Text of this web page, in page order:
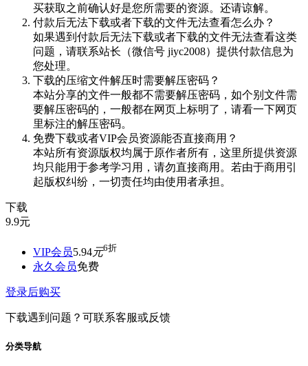
买获取之前确认好是您所需要的资源。还请谅解。
付款后无法下载或者下载的文件无法查看怎么办？
如果遇到付款后无法下载或者下载的文件无法查看这类
问题，请联系站长（微信号 jiyc2008）提供付款信息为
您处理。
下载的压缩文件解压时需要解压密码？
本站分享的文件一般都不需要解压密码，如个别文件需
要解压密码的，一般都在网页上标明了，请看一下网页
里标注的解压密码。
免费下载或者VIP会员资源能否直接商用？
本站所有资源版权均属于原作者所有，这里所提供资源
均只能用于参考学习用，请勿直接商用。若由于商用引
起版权纠纷，一切责任均由使用者承担。
下载
9.9元
VIP会员5.94元6折
永久会员免费
登录后购买
下载遇到问题？可联系客服或反馈
分类导航